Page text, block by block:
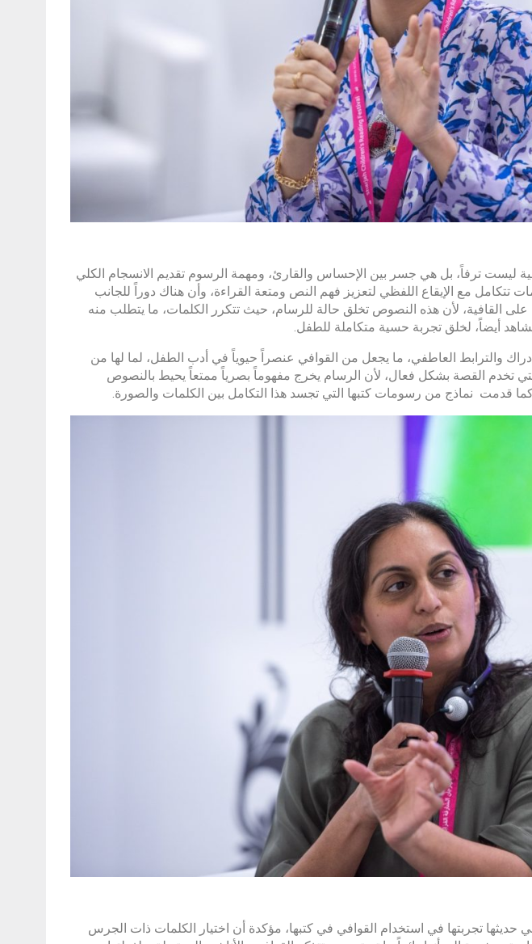
ليست ترفاً، بل هي جسر بين الإحساس والقارئ، ومهمة الرسوم تقديم الانسجام الكلي
تتكامل مع الإيقاع اللفظي لتعزيز فهم النص ومتعة القراءة، وأن هناك دوراً للجانب
القافية، لأن هذه النصوص تخلق حالة للرسام، حيث تتكرر الكلمات، ما يتطلب منه
أيضاً، لخلق تجربة حسية متكاملة للطفل.
والترابط العاطفي، ما يجعل من القوافي عنصراً حيوياً في أدب الطفل، لما لها من
تخدم القصة بشكل فعال، لأن الرسام يخرج مفهوماً بصرياً ممتعاً يحيط بالنصوص
قدمت نماذج من رسومات كتبها التي تجسد هذا التكامل بين الكلمات والصورة.
حديثها تجربتها في استخدام القوافي في كتبها، مؤكدة أن اختيار الكلمات ذات الجرس